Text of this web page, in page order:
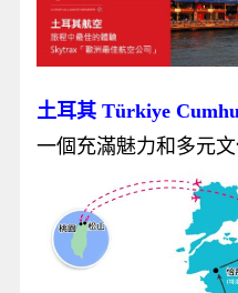
土耳其 Türkiye
一個充滿魅力和多元